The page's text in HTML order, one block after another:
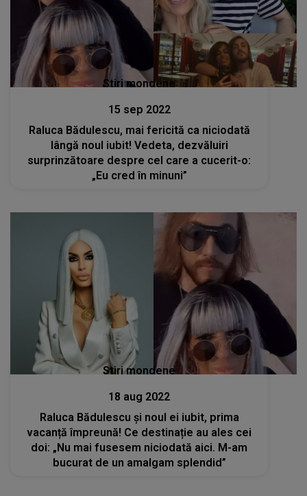
Stiri mondene
15 sep 2022
Raluca Bădulescu, mai fericită ca niciodată
lângă noul iubit! Vedeta, dezvăluiri
surprinzătoare despre cel care a cucerit-o:
„Eu cred în minuni”
Stiri mondene
18 aug 2022
Raluca Bădulescu și noul ei iubit, prima
vacanță împreună! Ce destinație au ales cei
doi: „Nu mai fusesem niciodată aici. M-am
bucurat de un amalgam splendid”